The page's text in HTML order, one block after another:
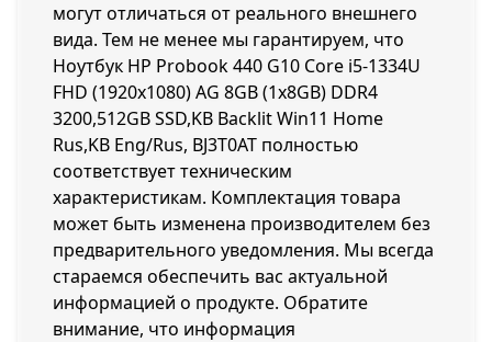
могут отличаться от реального внешнего
вида. Тем не менее мы гарантируем, что
Ноутбук HP Probook 440 G10 Core i5-1334U
FHD (1920x1080) AG 8GB (1x8GB) DDR4
3200,512GB SSD,KB Backlit Win11 Home
Rus,KB Eng/Rus, BJ3T0AT полностью
соответствует техническим
характеристикам. Комплектация товара
может быть изменена производителем без
предварительного уведомления. Мы всегда
стараемся обеспечить вас актуальной
информацией о продукте. Обратите
внимание, что информация